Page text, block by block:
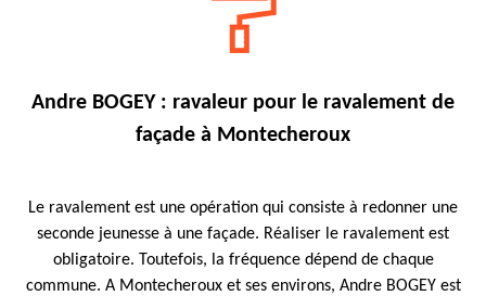
Andre BOGEY : ravaleur pour le ravalement de
façade à Montecheroux
Le ravalement est une opération qui consiste à redonner une
seconde jeunesse à une façade. Réaliser le ravalement est
obligatoire. Toutefois, la fréquence dépend de chaque
commune. A Montecheroux et ses environs, Andre BOGEY est